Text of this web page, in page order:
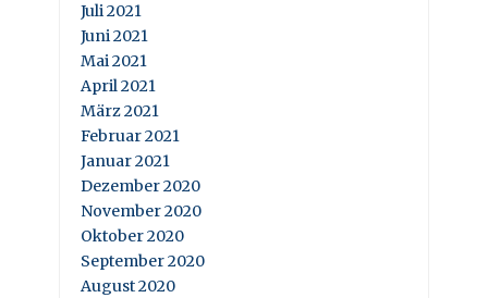
Juli 2021
Juni 2021
Mai 2021
April 2021
März 2021
Februar 2021
Januar 2021
Dezember 2020
November 2020
Oktober 2020
September 2020
August 2020